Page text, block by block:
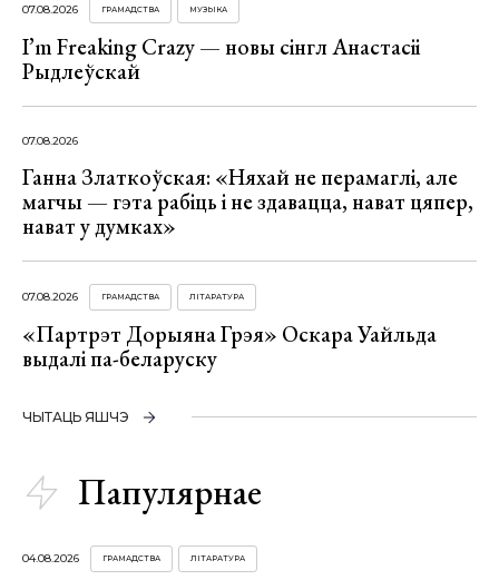
07.08.2026 ГРАМАДСТВА МУЗЫКА
I’m Freaking Crazy — новы сінгл Анастасіі
Рыдлеўскай
07.08.2026
Ганна Златкоўская: «Няхай не перамаглі, але
магчы — гэта рабіць і не здавацца, нават цяпер,
нават у думках»
07.08.2026 ГРАМАДСТВА ЛІТАРАТУРА
«Партрэт Дорыяна Грэя» Оскара Уайльда
выдалі па-беларуску
ЧЫТАЦЬ ЯШЧЭ
Папулярнае
04.08.2026 ГРАМАДСТВА ЛІТАРАТУРА